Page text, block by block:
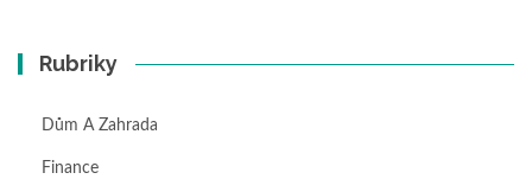
Rubriky
Dům A Zahrada
Finance